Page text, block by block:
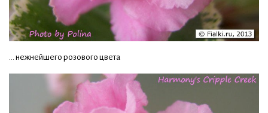
... нежнейшего розового цвета